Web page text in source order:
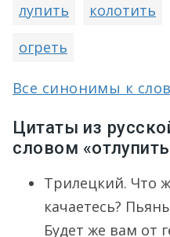
лупить колотить
огреть
Все синонимы к
Цитаты из
словом
Трилецкий. Что
качаетесь?
Будет же вам от